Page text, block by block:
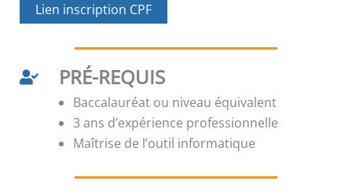
Lien inscription CPF
PRÉ-REQUIS
Baccalauréat ou niveau équivalent
3 ans d’expérience professionnelle
Maîtrise de l’outil informatique